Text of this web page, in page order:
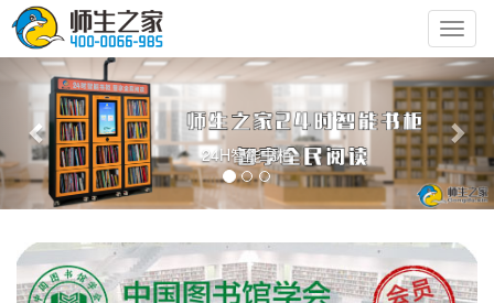
切
换
导
航
24H智能书柜
Previous